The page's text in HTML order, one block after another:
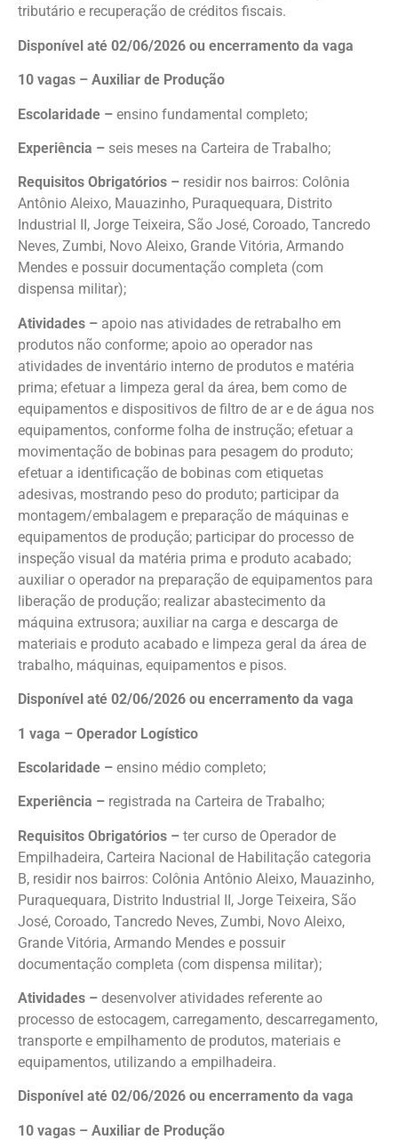
tributário e recuperação de créditos fiscais.
Disponível até 02/06/2026 ou encerramento da vaga
10 vagas – Auxiliar de Produção
Escolaridade – ensino fundamental completo;
Experiência – seis meses na Carteira de Trabalho;
Requisitos Obrigatórios – residir nos bairros: Colônia
Antônio Aleixo, Mauazinho, Puraquequara, Distrito
Industrial II, Jorge Teixeira, São José, Coroado, Tancredo
Neves, Zumbi, Novo Aleixo, Grande Vitória, Armando
Mendes e possuir documentação completa (com
dispensa militar);
Atividades – apoio nas atividades de retrabalho em
produtos não conforme; apoio ao operador nas
atividades de inventário interno de produtos e matéria
prima; efetuar a limpeza geral da área, bem como de
equipamentos e dispositivos de filtro de ar e de água nos
equipamentos, conforme folha de instrução; efetuar a
movimentação de bobinas para pesagem do produto;
efetuar a identificação de bobinas com etiquetas
adesivas, mostrando peso do produto; participar da
montagem/embalagem e preparação de máquinas e
equipamentos de produção; participar do processo de
inspeção visual da matéria prima e produto acabado;
auxiliar o operador na preparação de equipamentos para
liberação de produção; realizar abastecimento da
máquina extrusora; auxiliar na carga e descarga de
materiais e produto acabado e limpeza geral da área de
trabalho, máquinas, equipamentos e pisos.
Disponível até 02/06/2026 ou encerramento da vaga
1 vaga – Operador Logístico
Escolaridade – ensino médio completo;
Experiência – registrada na Carteira de Trabalho;
Requisitos Obrigatórios – ter curso de Operador de
Empilhadeira, Carteira Nacional de Habilitação categoria
B, residir nos bairros: Colônia Antônio Aleixo, Mauazinho,
Puraquequara, Distrito Industrial II, Jorge Teixeira, São
José, Coroado, Tancredo Neves, Zumbi, Novo Aleixo,
Grande Vitória, Armando Mendes e possuir
documentação completa (com dispensa militar);
Atividades – desenvolver atividades referente ao
processo de estocagem, carregamento, descarregamento,
transporte e empilhamento de produtos, materiais e
equipamentos, utilizando a empilhadeira.
Disponível até 02/06/2026 ou encerramento da vaga
10 vagas – Auxiliar de Produção